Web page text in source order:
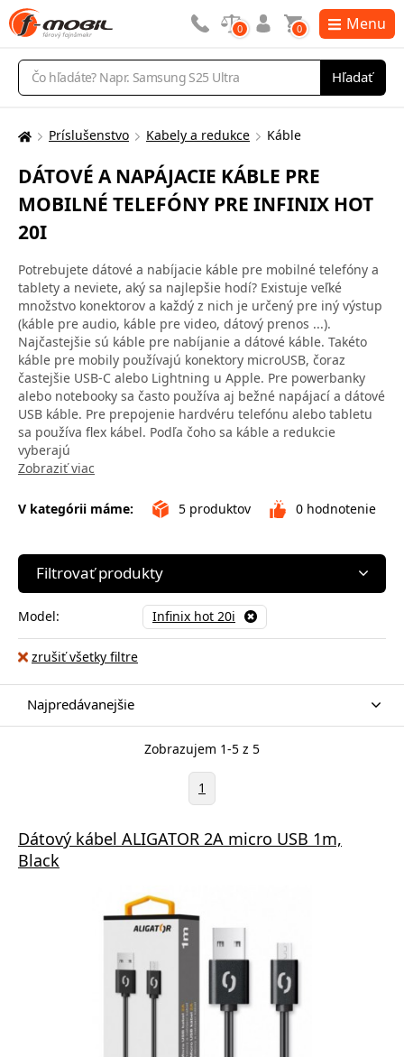
Vyhľadávanie
Hľadať
0 0 Menu
Tu
nachádzate:
Príslušenstvo Kabely a redukce Káble
DÁTOVÉ A NAPÁJACIE KÁBLE PRE
MOBILNÉ TELEFÓNY PRE INFINIX HOT
20I
Potrebujete dátové a nabíjacie káble pre mobilné telefóny a
tablety a neviete, aký sa najlepšie hodí? Existuje veľké
množstvo konektorov a každý z nich je určený pre iný výstup
(káble pre audio, káble pre video, dátový prenos ...).
Najčastejšie sú káble pre nabíjanie a dátové káble. Takéto
káble pre mobily používajú konektory microUSB, čoraz
častejšie USB-C alebo Lightning u Apple. Pre powerbanky
alebo notebooky sa často používa aj bežné napájací a dátové
USB káble. Pre prepojenie hardvéru telefónu alebo tabletu
sa používa flex kábel. Podľa čoho sa káble a redukcie
vyberajú
Zobraziť viac
V kategórii máme: 5 produktov 0 hodnotenie
Filtrovať produkty
Model: Infinix hot 20i
zrušiť všetky filtre
Najpredávanejšie
Zobrazujem 1-5 z 5
1
Dátový kábel ALIGATOR 2A micro USB 1m,
Black